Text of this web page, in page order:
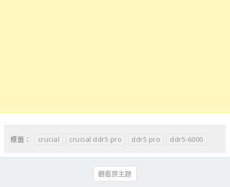
標籤： crucial crucial ddr5 pro ddr5 pro ddr5-6000
觀看原主題